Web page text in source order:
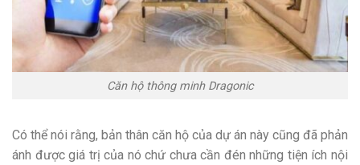
Căn hộ thông minh Dragonic
Có thể nói rằng, bản thân căn hộ của dự án này cũng đã phản
ánh được giá trị của nó chứ chưa cần đén những tiện ích nội